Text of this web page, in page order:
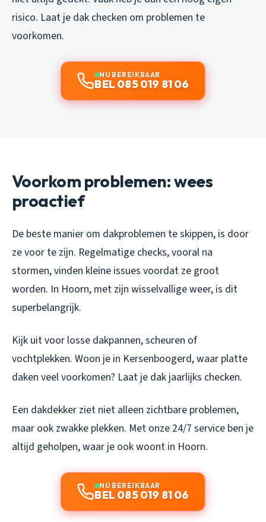
risico. Laat je dak checken om problemen te
voorkomen.
NU BEREIKBAAR
BEL 085 019 81 06
Voorkom problemen: wees
proactief
De beste manier om dakproblemen te skippen, is door
ze voor te zijn. Regelmatige checks, vooral na
stormen, vinden kleine issues voordat ze groot
worden. In Hoorn, met zijn wisselvallige weer, is dit
superbelangrijk.
Kijk uit voor losse dakpannen, scheuren of
vochtplekken. Woon je in Kersenboogerd, waar platte
daken veel voorkomen? Laat je dak jaarlijks checken.
Een dakdekker ziet niet alleen zichtbare problemen,
maar ook zwakke plekken. Met onze 24/7 service ben je
altijd geholpen, waar je ook woont in Hoorn.
NU BEREIKBAAR
BEL 085 019 81 06